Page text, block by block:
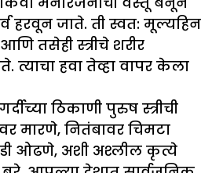
हरवून जाते. ती स्वत: मूल्यहिन
तसेही स्त्रीचे शरीर
हवा तेव्हा वापर केला
ठिकाणी पुरुष स्त्रीची
मारणे, नितंबावर चिमटा
ओढणे, अशी अश्लील कृत्ये